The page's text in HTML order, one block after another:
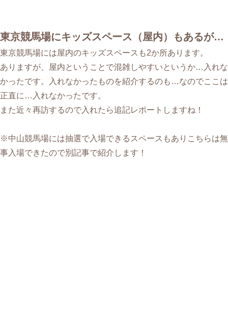
東京競馬場にキッズスペース（屋内）もあるが…
東京競馬場には屋内のキッズスペースも2か所あります。
ありますが、屋内ということで混雑しやすいというか…入れな
かったです。入れなかったものを紹介するのも…なのでここは
正直に…入れなかったです。
また近々再訪するので入れたら追記レポートしますね！
※中山競馬場には抽選で入場できるスペースもありこちらは無
事入場できたので別記事で紹介します！